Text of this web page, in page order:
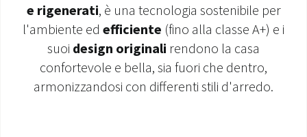
ASSISTENZA E GARANZIE
CENTRI ASSISTENZA E RICAMBI
AREA DOWNLOAD
e rigenerati, è una tecnologia sostenibile per
l'ambiente ed efficiente (fino alla classe A+) e i
suoi design originali rendono la casa
confortevole e bella, sia fuori che dentro,
armonizzandosi con differenti stili d'arredo.